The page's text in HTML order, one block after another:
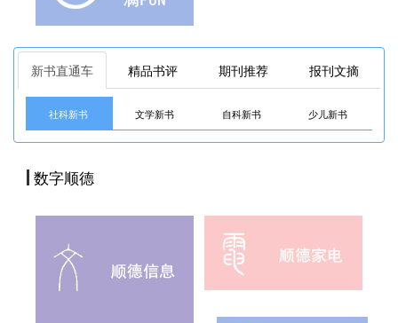
新书直通车 精品书评 期刊推荐 报刊文摘
社科新书 文学新书 自科新书 少儿新书
数字顺德